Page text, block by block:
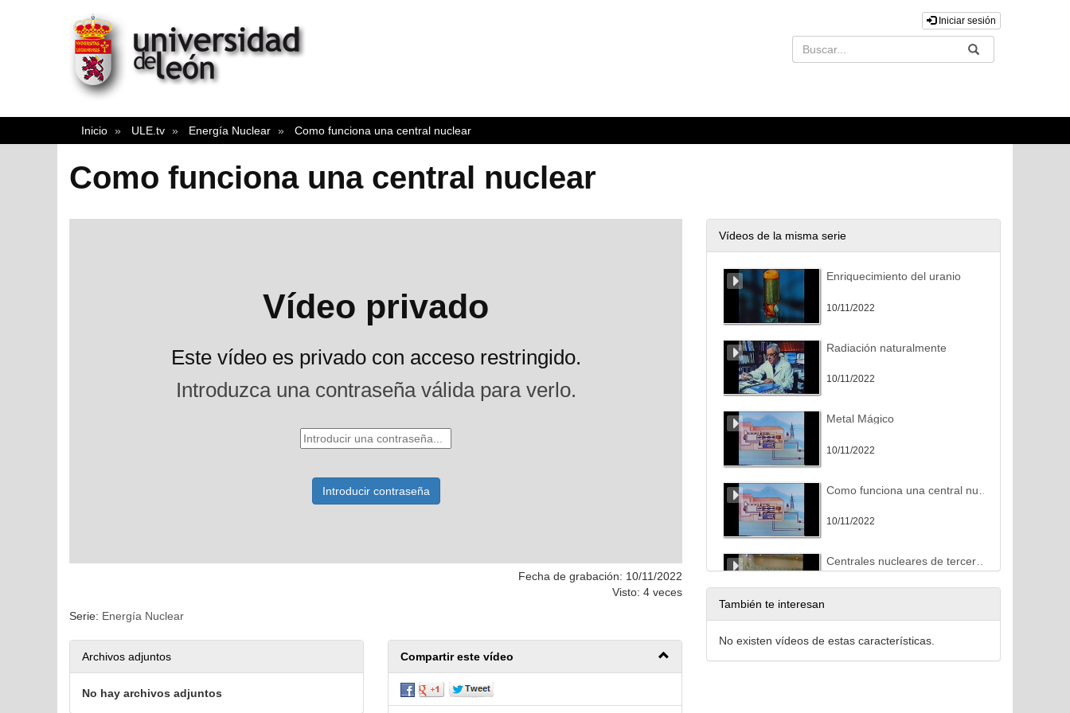
Iniciar sesión
Buscar Enviar
Inicio ULE.tv Energía Nuclear Como funciona una central nuclear
Como funciona una central nuclear
Fecha de grabación: 10/11/2022
Visto: 4 veces
Serie: Energía Nuclear
Archivos adjuntos
No hay archivos adjuntos
Compartir este vídeo
Vídeos de la misma serie
Enriquecimiento del uranio
10/11/2022
Radiación naturalmente
10/11/2022
Metal Mágico
10/11/2022
10/11/2022
10/11/2022
También te interesan
No existen vídeos de estas características.